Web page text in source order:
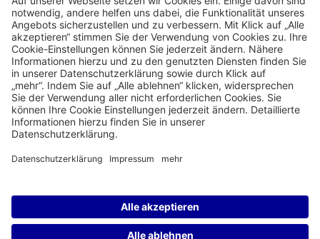
Service
Frankfurt Airport
properties.socialType
properties.socialType
properties.socialType
properties.socialType
Frankfurt CargoHub
properties.socialType
©2004-2026 Fraport AG Frankfurt Airport Services Worldwide